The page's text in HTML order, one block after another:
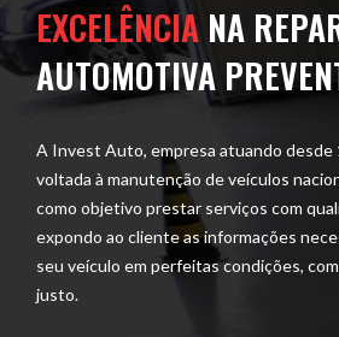
EXCELÊNCIA NA
AUTOMOTIVA
A Invest Auto, empresa atuando desde
voltada à manutenção de veículos
como objetivo prestar serviços com
expondo ao cliente as informações
seu veículo em perfeitas condições,
justo.